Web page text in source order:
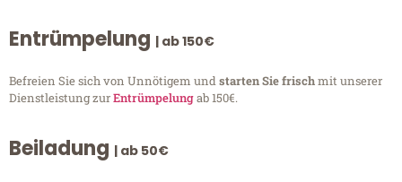
Entrümpelung | ab 150€
Befreien Sie sich von Unnötigem undstarten Sie frischmit unserer
Dienstleistung zurEntrümpelungab 150€.
Beiladung | ab 50€